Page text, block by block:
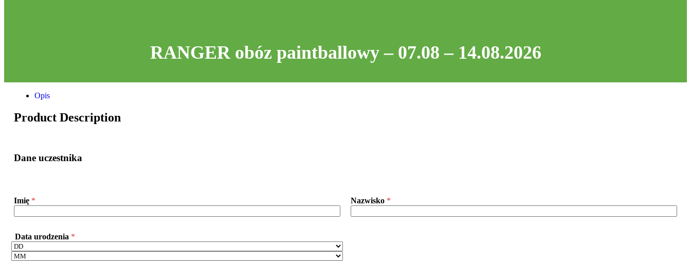
RANGER obóz paintballowy – 07.08 – 14.08.2026
Opis
Product Description
Dane uczestnika
Imię * Nazwisko *
Data urodzenia *